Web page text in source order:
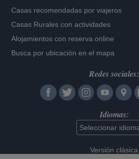
Casas recomendadas por viajeros
Casas Rurales con actividades
Alojamientos con reserva online
Busca por ubicación en el mapa
Redes sociales:
Idiomas:
Versión clásica